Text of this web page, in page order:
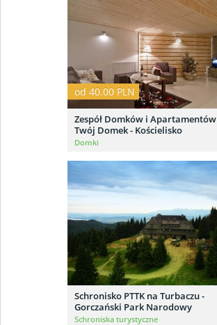
od 40.00 PLN
Zespół Domków i Apartamentów
Twój Domek - Kościelisko
Domki
Schronisko PTTK na Turbaczu -
Gorczański Park Narodowy
Schroniska turystyczne